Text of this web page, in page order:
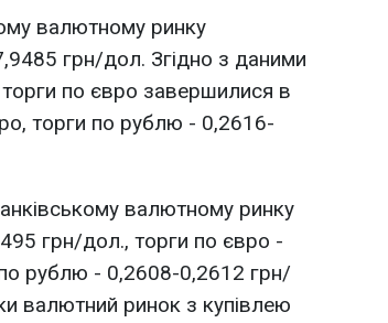
валютному ринку
грн/дол. Згідно з даними
торги по євро завершилися в
торги по рублю - 0,2616-
валютному ринку
грн/дол., торги по євро -
рублю - 0,2608-0,2612 грн/
валютний ринок з купівлею